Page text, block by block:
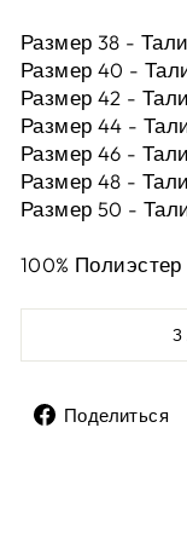
Размер 38 -
Размер 40 -
Размер 42 -
Размер 44 -
Размер 46 -
Размер 48 -
Размер 50 -
100% Полиэстер
Поделиться